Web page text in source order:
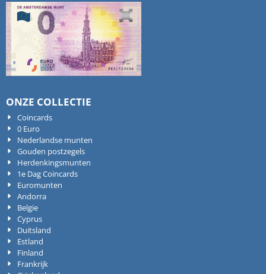
ONZE COLLECTIE
Coincards
0 Euro
Nederlandse munten
Gouden postzegels
Herdenkingsmunten
1e Dag Coincards
Euromunten
Andorra
Belgie
Cyprus
Duitsland
Estland
Finland
Frankrijk